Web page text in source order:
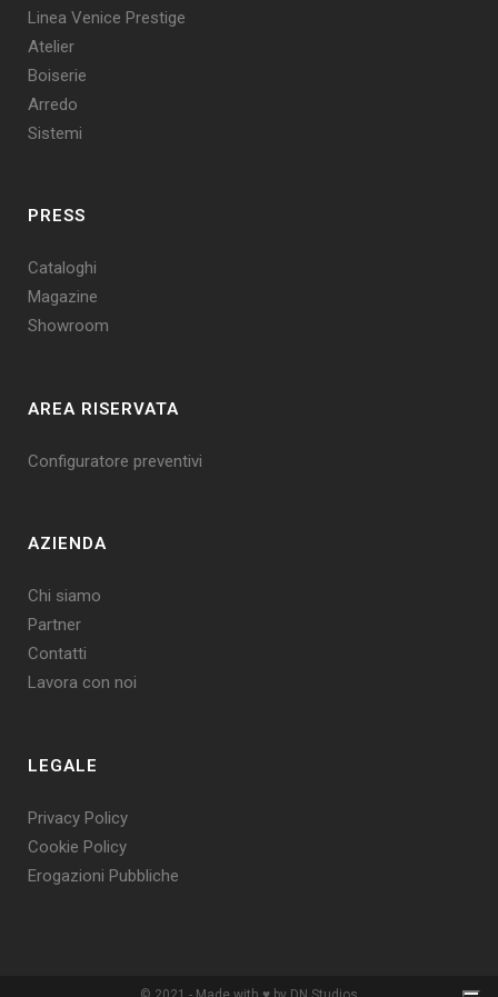
Linea Venice Prestige
Atelier
Boiserie
Arredo
Sistemi
PRESS
Cataloghi
Magazine
Showroom
AREA RISERVATA
Configuratore preventivi
AZIENDA
Chi siamo
Partner
Contatti
Lavora con noi
LEGALE
Privacy Policy
Cookie Policy
Erogazioni Pubbliche